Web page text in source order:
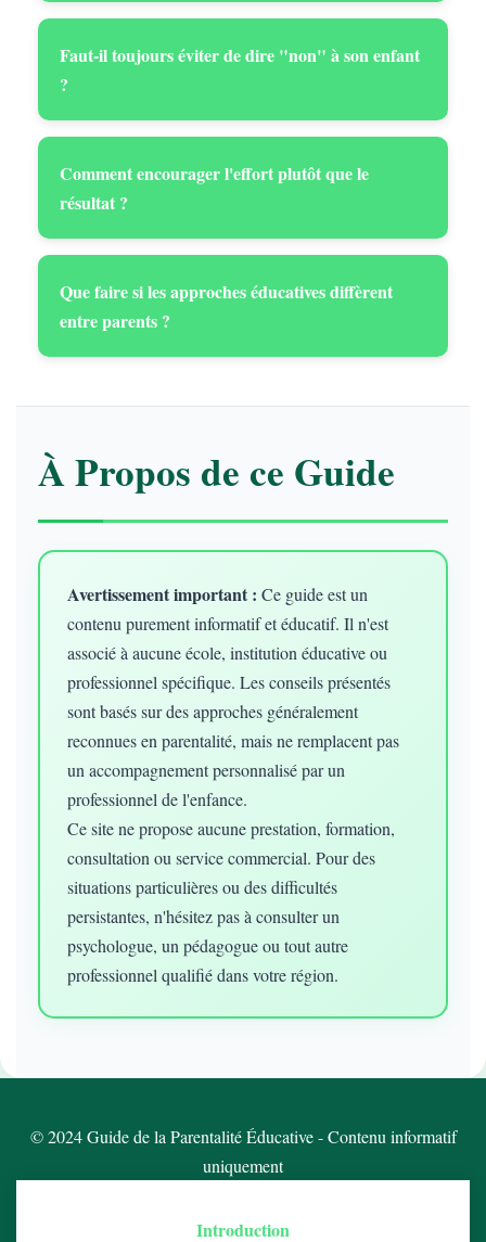
Faut-il toujours éviter de dire "non" à son enfant
?
Comment encourager l'effort plutôt que le
résultat ?
Que faire si les approches éducatives diffèrent
entre parents ?
À Propos de ce Guide
Avertissement important : Ce guide est un
contenu purement informatif et éducatif. Il n'est
associé à aucune école, institution éducative ou
professionnel spécifique. Les conseils présentés
sont basés sur des approches généralement
reconnues en parentalité, mais ne remplacent pas
un accompagnement personnalisé par un
professionnel de l'enfance.
Ce site ne propose aucune prestation, formation,
consultation ou service commercial. Pour des
situations particulières ou des difficultés
persistantes, n'hésitez pas à consulter un
psychologue, un pédagogue ou tout autre
professionnel qualifié dans votre région.
© 2024 Guide de la Parentalité Éducative - Contenu informatif
uniquement
Introduction